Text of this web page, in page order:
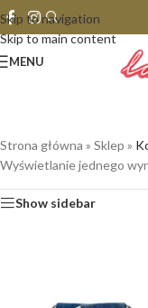
Skip to navigation
Skip to main content
MENU
Strona główna » Sklep »
Wyświetlanie jednego
Show sidebar